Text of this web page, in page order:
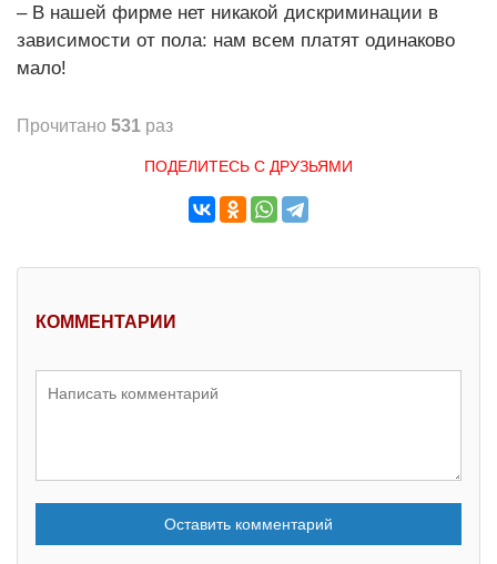
– В нашей фирме нет никакой дискриминации в
зависимости от пола: нам всем платят одинаково
мало!
Прочитано 531 раз
ПОДЕЛИТЕСЬ С ДРУЗЬЯМИ
КОММЕНТАРИИ
Оставить комментарий